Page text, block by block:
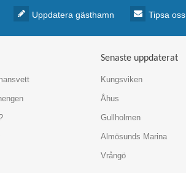
Uppdatera gästhamn Tipsa oss
Senaste uppdaterat
Kungsviken
Åhus
Gullholmen
Almösunds Marina
Vrångö